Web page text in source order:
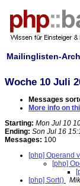
Mailinglisten-
Woche 10 Juli
Messages
More info on
Starting: Mon Jul 10
Ending: Son Jul 16
Messages: 100
[php] Operand
[php]
[php] Sort()